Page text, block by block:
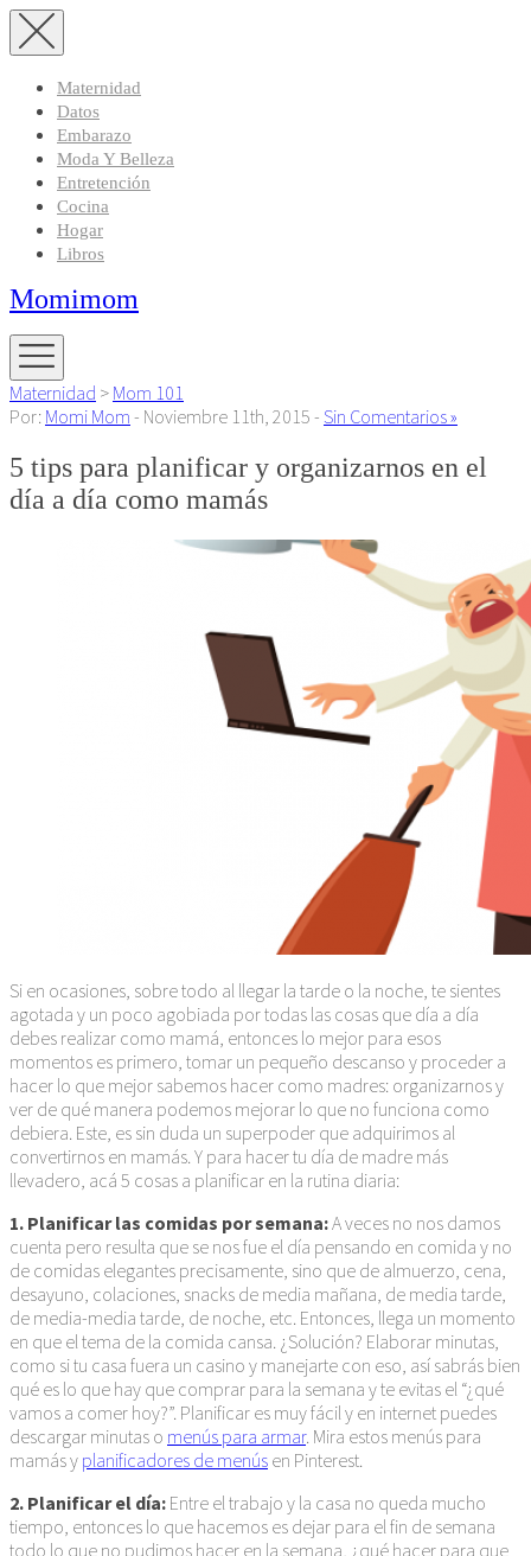
Maternidad
Datos
Embarazo
Moda Y Belleza
Entretención
Cocina
Hogar
Libros
Momimom
Maternidad > Mom 101
Por: Momi Mom - Noviembre 11th, 2015 - Sin Comentarios »
5 tips para planificar y organizarnos en el
día a día como mamás
Si en ocasiones, sobre todo al llegar la tarde o la noche, te sientes
agotada y un poco agobiada por todas las cosas que día a día
debes realizar como mamá, entonces lo mejor para esos
momentos es primero, tomar un pequeño descanso y proceder a
hacer lo que mejor sabemos hacer como madres: organizarnos y
ver de qué manera podemos mejorar lo que no funciona como
debiera. Este, es sin duda un superpoder que adquirimos al
convertirnos en mamás. Y para hacer tu día de madre más
llevadero, acá 5 cosas a planificar en la rutina diaria:
1. Planificar las comidas por semana:A veces no nos damos
cuenta pero resulta que se nos fue el día pensando en comida y no
de comidas elegantes precisamente, sino que de almuerzo, cena,
desayuno, colaciones, snacks de media mañana, de media tarde,
de media-media tarde, de noche, etc. Entonces, llega un momento
en que el tema de la comida cansa. ¿Solución? Elaborar minutas,
como si tu casa fuera un casino y manejarte con eso, así sabrás bien
qué es lo que hay que comprar para la semana y te evitas el “¿qué
vamos a comer hoy?”. Planificar es muy fácil y en internet puedes
descargar minutas o menús para armar. Mira estos menús para
mamás y planificadores de menús en Pinterest.
2. Planificar el día: Entre el trabajo y la casa no queda mucho
tiempo, entonces lo que hacemos es dejar para el fin de semana
todo lo que no pudimos hacer en la semana, ¿qué hacer para que